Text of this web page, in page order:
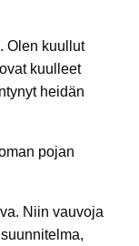
Olen kuullut
kuulleet
heidän
pojan
Niin vauvoja